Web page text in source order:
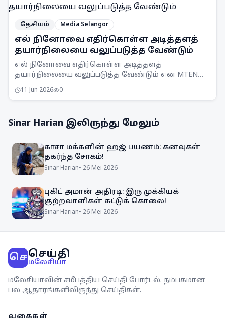
தேசியம் Media Selangor
எல் நினோவை எதிர்கொள்ள அடித்தளத்
தயார்நிலையை வலுப்படுத்த வேண்டும்
எல் நினோவை எதிர்கொள்ள அடித்தளத்
தயார்நிலையை வலுப்படுத்த வேண்டும் என MTEN
விழிப்புணர்வு அதிகரிக்கப்படும்.
11 Jun 2026 0
Sinar Harian இலிருந்து மேலும்
காசா மக்களின் ஹஜ் பயணம்: கனவுகள்
தகர்ந்த சோகம்!
Sinar Harian• 26 Mei 2026
புகிட் அமான் அதிரடி: இரு முக்கியக்
குற்றவாளிகள் சுட்டுக் கொலை!
Sinar Harian• 26 Mei 2026
செசெய்தி
மலேசியா
மலேசியாவின் சமீபத்திய செய்தி போர்டல். நம்பகமான
பல ஆதாரங்களிலிருந்து செய்திகள்.
வகைகள்